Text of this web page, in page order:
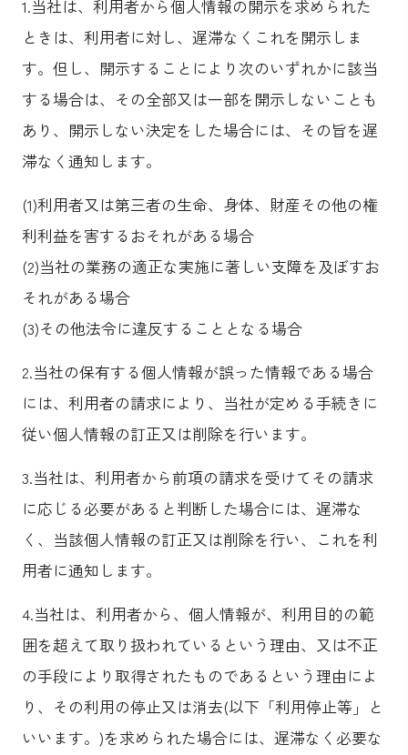
1.当社は、利用者から個人情報の開示を求められた
ときは、利用者に対し、遅滞なくこれを開示しま
す。但し、開示することにより次のいずれかに該当
する場合は、その全部又は一部を開示しないことも
あり、開示しない決定をした場合には、その旨を遅
滞なく通知します。
(1)利用者又は第三者の生命、身体、財産その他の権
利利益を害するおそれがある場合
(2)当社の業務の適正な実施に著しい支障を及ぼすお
それがある場合
(3)その他法令に違反することとなる場合
2.当社の保有する個人情報が誤った情報である場合
には、利用者の請求により、当社が定める手続きに
従い個人情報の訂正又は削除を行います。
3.当社は、利用者から前項の請求を受けてその請求
に応じる必要があると判断した場合には、遅滞な
く、当該個人情報の訂正又は削除を行い、これを利
用者に通知します。
4.当社は、利用者から、個人情報が、利用目的の範
囲を超えて取り扱われているという理由、又は不正
の手段により取得されたものであるという理由によ
り、その利用の停止又は消去(以下「利用停止等」と
いいます。)を求められた場合には、遅滞なく必要な